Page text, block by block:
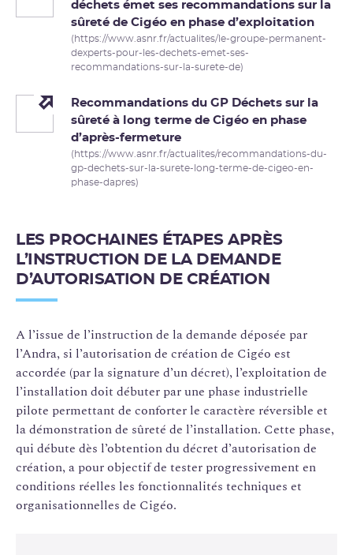
déchets émet ses recommandations sur la
sûreté de Cigéo en phase d’exploitation
(https://www.asnr.fr/actualites/le-groupe-permanent-
dexperts-pour-les-dechets-emet-ses-
recommandations-sur-la-surete-de)
Recommandations du GP Déchets sur la
sûreté à long terme de Cigéo en phase
d’après-fermeture
(https://www.asnr.fr/actualites/recommandations-du-
gp-dechets-sur-la-surete-long-terme-de-cigeo-en-
phase-dapres)
LES PROCHAINES ÉTAPES APRÈS
L’INSTRUCTION DE LA DEMANDE
D’AUTORISATION DE CRÉATION
A l’issue de l’instruction de la demande déposée par
l’Andra, si l’autorisation de création de Cigéo est
accordée (par la signature d’un décret), l’exploitation de
l’installation doit débuter par une phase industrielle
pilote permettant de conforter le caractère réversible et
la démonstration de sûreté de l’installation. Cette phase,
qui débute dès l’obtention du décret d’autorisation de
création, a pour objectif de tester progressivement en
conditions réelles les fonctionnalités techniques et
organisationnelles de Cigéo.